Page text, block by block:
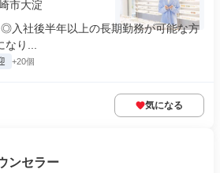
市大淀
入社後半年以上の長期勤務が可能な方
り...
+20個
気になる
ンセラー